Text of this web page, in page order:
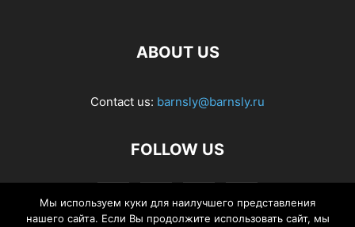
ABOUT US
Contact us: barnsly@barnsly.ru
FOLLOW US
Мы используем куки для наилучшего представления
нашего сайта. Если Вы продолжите использовать сайт, мы